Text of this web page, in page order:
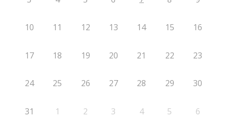
10 11 12 13 14 15 16
17 18 19 20 21 22 23
24 25 26 27 28 29 30
31 1 2 3 4 5 6